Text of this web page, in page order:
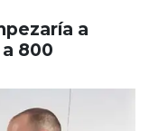
a
800